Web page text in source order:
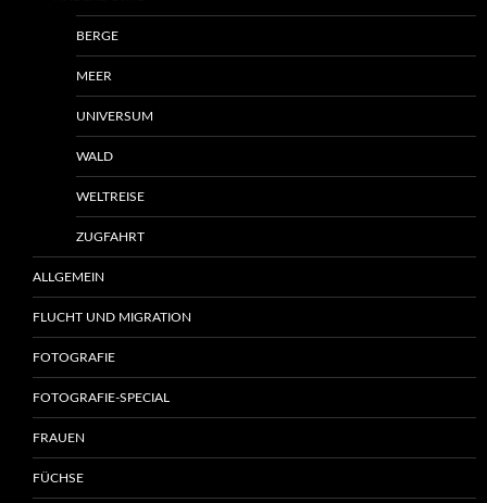
BERGE
MEER
UNIVERSUM
WALD
WELTREISE
ZUGFAHRT
ALLGEMEIN
FLUCHT UND MIGRATION
FOTOGRAFIE
FOTOGRAFIE-SPECIAL
FRAUEN
FÜCHSE